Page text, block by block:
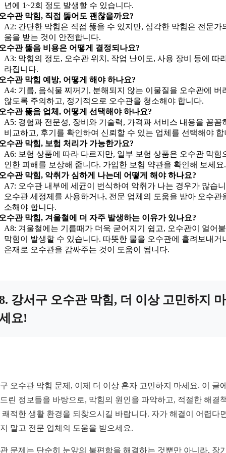
년에 1~2회 정도 발생할 수 있습니다.
수관 막힘, 직접 뚫어도 괜찮을까요?
A2: 간단한 막힘은 직접 뚫을 수 있지만, 심각한 막힘은 전문가
움을 받는 것이 안전합니다.
수관 뚫음 비용은 어떻게 결정되나요?
A3: 막힘의 정도, 오수관 위치, 작업 난이도, 사용 장비 등에 따
라집니다.
수관 막힘 예방, 어떻게 해야 하나요?
A4: 기름, 음식물 찌꺼기, 분해되지 않는 이물질을 오수관에 버
않도록 주의하고, 정기적으로 오수관을 청소해야 합니다.
수관 뚫음 업체, 어떻게 선택해야 하나요?
A5: 경험과 전문성, 장비와 기술력, 가격과 서비스 내용을 꼼꼼
비교하고, 후기를 확인하여 신뢰할 수 있는 업체를 선택해야 합
수관 막힘, 보험 처리가 가능한가요?
A6: 보험 상품에 따라 다르지만, 일부 보험 상품은 오수관 막힘
인한 피해를 보상해 줍니다. 가입한 보험 약관을 확인해 보세요.
수관 막힘, 악취가 심하게 나는데 어떻게 해야 하나요?
A7: 오수관 내부에 세균이 번식하여 악취가 나는 경우가 많습
오수관 세정제를 사용하거나, 전문 업체의 도움을 받아 오수관
소해야 합니다.
수관 막힘, 겨울철에 더 자주 발생하는 이유가 있나요?
A8: 겨울철에는 기름때가 더욱 굳어지기 쉽고, 오수관이 얼어
막힘이 발생할 수 있습니다. 따뜻한 물을 오수관에 흘려보내거
온재로 오수관을 감싸주는 것이 도움이 됩니다.
강서구 오수관 막힘, 더 이상 고민하지 마
요!
오수관 막힘 문제, 이제 더 이상 혼자 고민하지 마세요. 이 글
린 정보들을 바탕으로, 막힘의 원인을 파악하고, 적절한 해결
쾌적한 생활 환경을 되찾으시길 바랍니다. 자가 해결이 어렵다
말고 전문 업체의 도움을 받으세요.
문제는 단순히 눈앞의 불편함을 해결하는 것뿐만 아니라, 장